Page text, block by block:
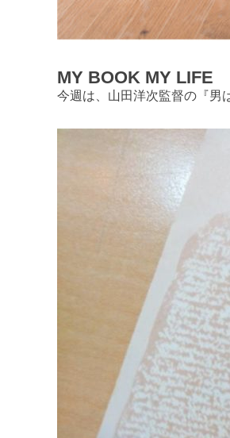
MY BOOK MY LIFE
今週は、山田洋次監督の『男